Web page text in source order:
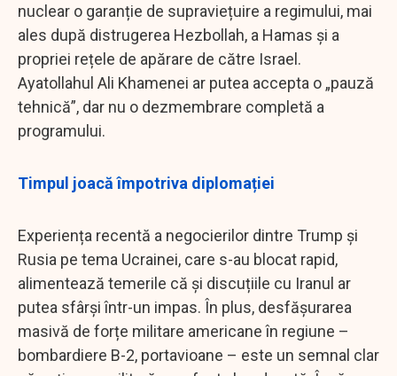
nuclear o garanție de supraviețuire a regimului, mai
ales după distrugerea Hezbollah, a Hamas și a
propriei rețele de apărare de către Israel.
Ayatollahul Ali Khamenei ar putea accepta o „pauză
tehnică”, dar nu o dezmembrare completă a
programului.
Timpul joacă împotriva diplomației
Experiența recentă a negocierilor dintre Trump și
Rusia pe tema Ucrainei, care s-au blocat rapid,
alimentează temerile că și discuțiile cu Iranul ar
putea sfârși într-un impas. În plus, desfășurarea
masivă de forțe militare americane în regiune –
bombardiere B-2, portavioane – este un semnal clar